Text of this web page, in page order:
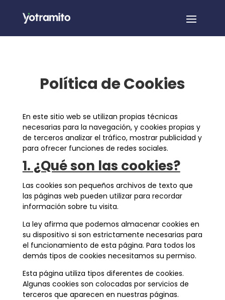
Política de Cookies
En este sitio web se utilizan propias técnicas
necesarias para la navegación, y cookies propias y
de terceros analizar el tráfico, mostrar publicidad y
para ofrecer funciones de redes sociales.
1. ¿Qué son las cookies?
Las cookies son pequeños archivos de texto que
las páginas web pueden utilizar para recordar
información sobre tu visita.
La ley afirma que podemos almacenar cookies en
su dispositivo si son estrictamente necesarias para
el funcionamiento de esta página. Para todos los
demás tipos de cookies necesitamos su permiso.
Esta página utiliza tipos diferentes de cookies.
Algunas cookies son colocadas por servicios de
terceros que aparecen en nuestras páginas.